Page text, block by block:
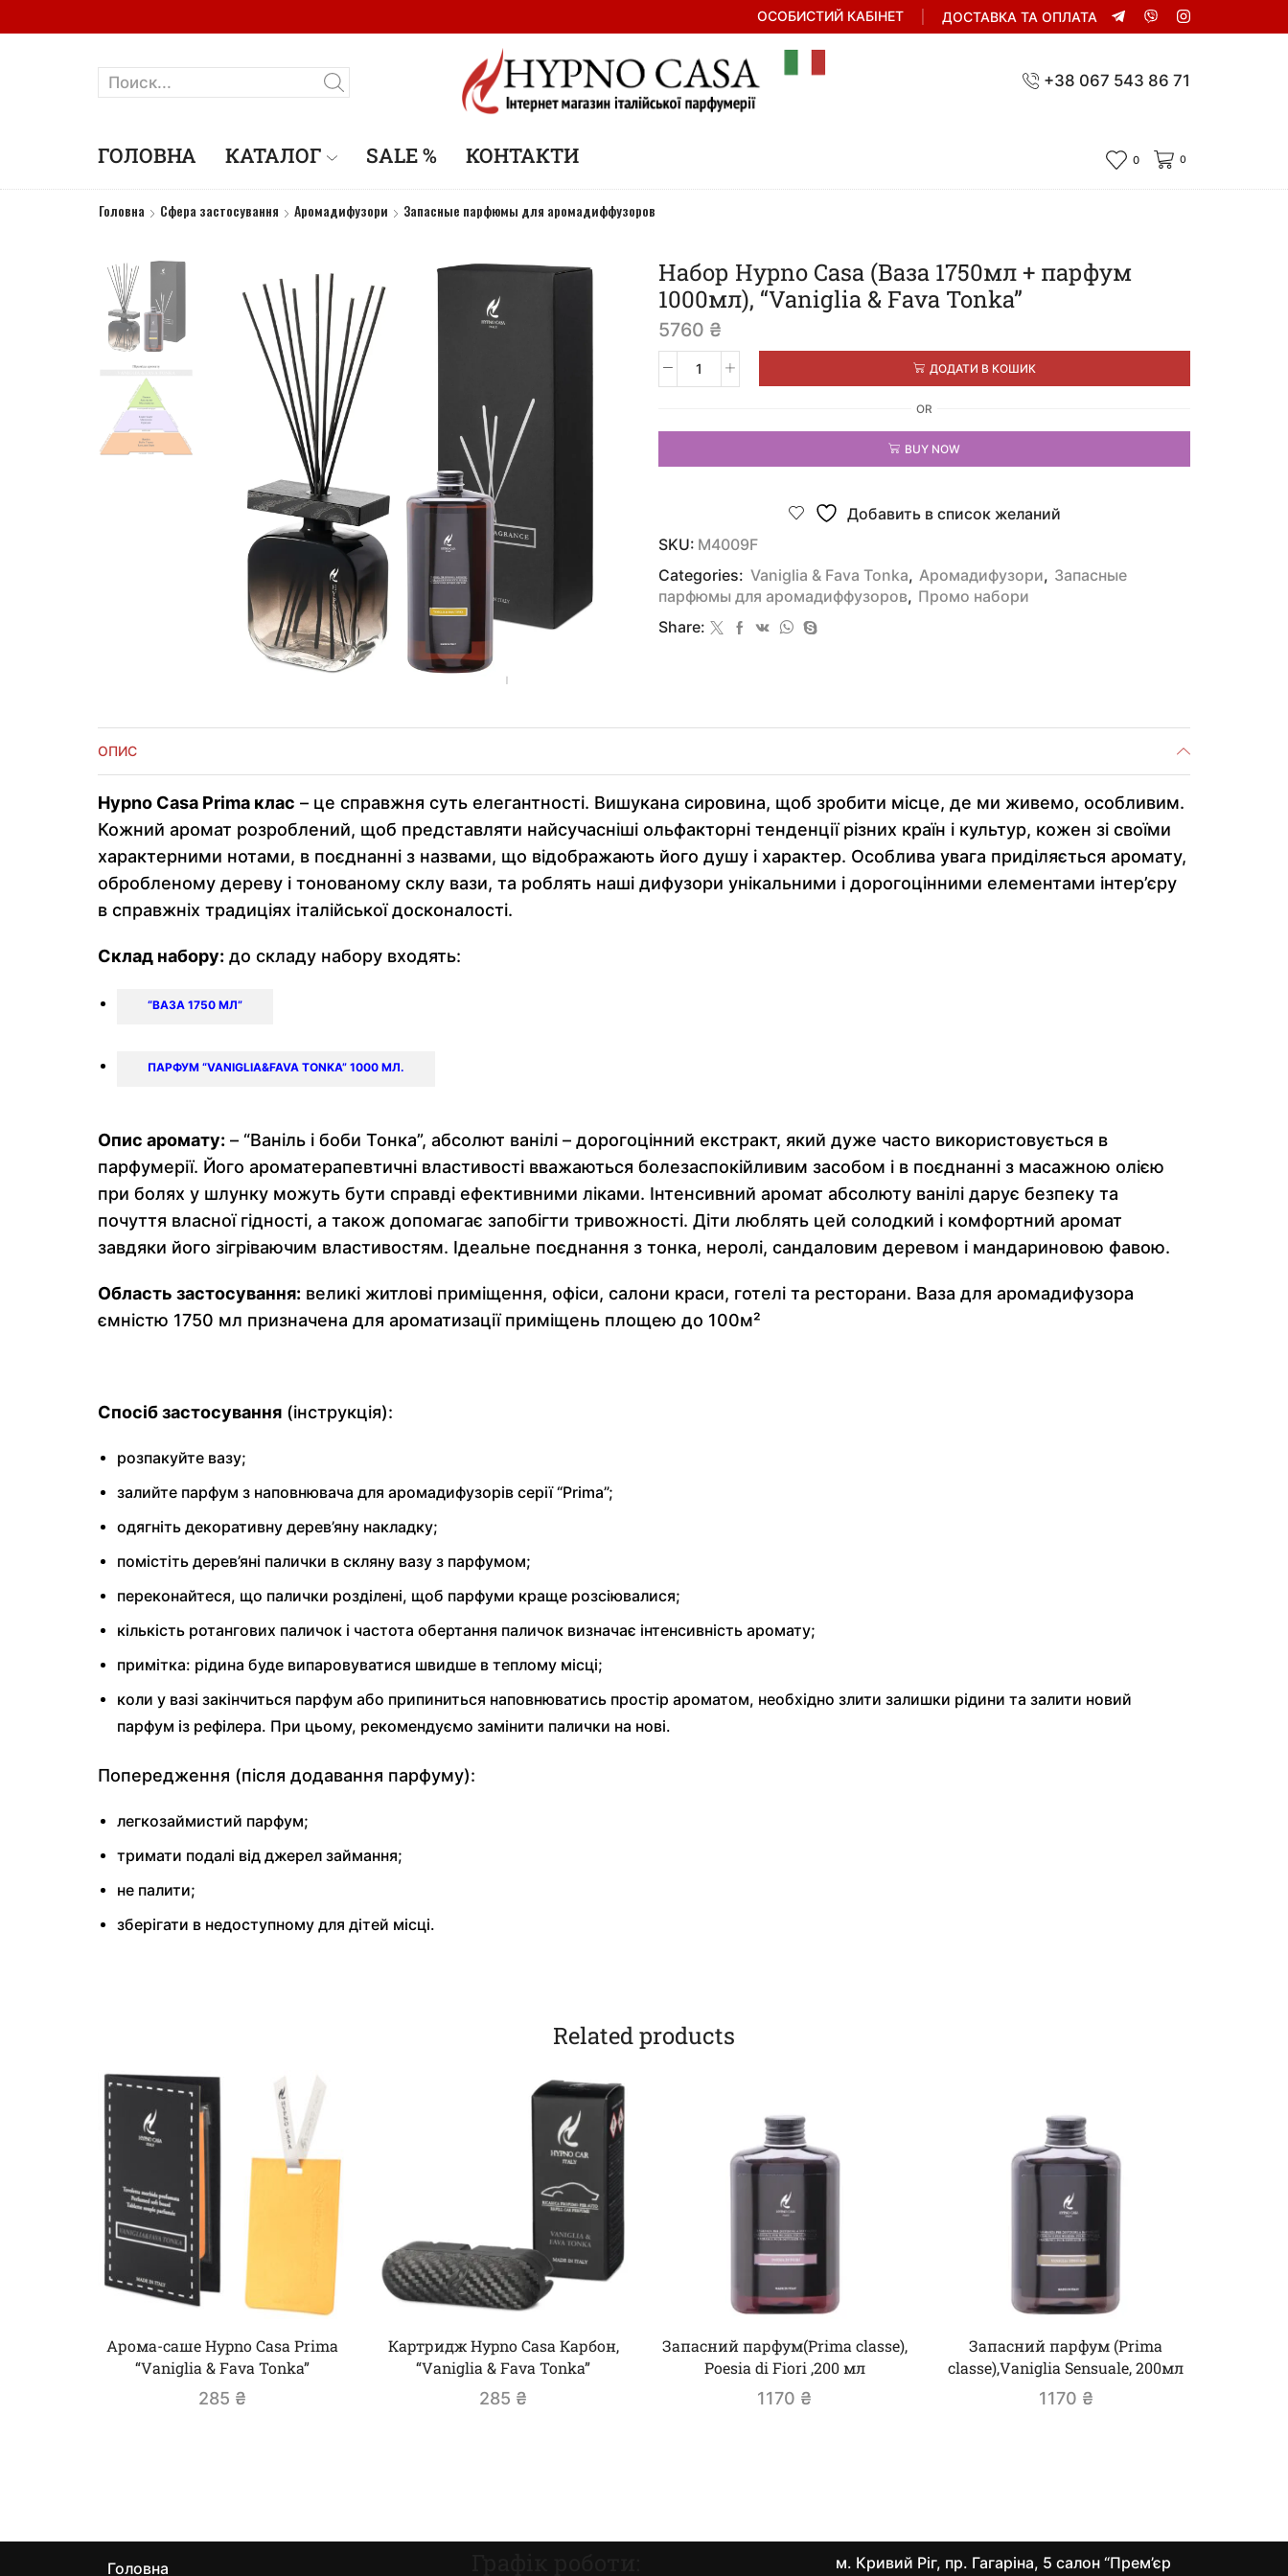
ОСОБИСТИЙ КАБІНЕТ ДОСТАВКА ТА ОПЛАТА
+38 067 543 86 71
ГОЛОВНА КАТАЛОГ SALE % КОНТАКТИ 0 0
Головна Сфера застосування Аромадифузори Запасные парфюмы для аромадиффузоров
Набор Hypno Casa (Ваза 1750мл + парфум
1000мл), “Vaniglia & Fava Tonka”
5760 ₴
ДОДАТИ В КОШИК
OR
BUY NOW
Добавить в список желаний
SKU: M4009F
Categories: Vaniglia & Fava Tonka, Аромадифузори, Запасные
парфюмы для аромадиффузоров, Промо набори
Share:
ОПИС
Hypno Casa Prima клас – це справжня суть елегантності. Вишукана сировина, щоб зробити місце, де ми живемо, особливим.
Кожний аромат розроблений, щоб представляти найсучасніші ольфакторні тенденції різних країн і культур, кожен зі своїми
характерними нотами, в поєднанні з назвами, що відображають його душу і характер. Особлива увага приділяється аромату,
обробленому дереву і тонованому склу вази, та роблять наші дифузори унікальними і дорогоцінними елементами інтер’єру
в справжніх традиціях італійської досконалості.
Склад набору: до складу набору входять:
“ВАЗА 1750 МЛ”
ПАРФУМ “VANIGLIA&FAVA TONKA” 1000 МЛ.
Опис аромату: – “Ваніль і боби Тонка”, абсолют ванілі – дорогоцінний екстракт, який дуже часто використовується в
парфумерії. Його ароматерапевтичні властивості вважаються болезаспокійливим засобом і в поєднанні з масажною олією
при болях у шлунку можуть бути справді ефективними ліками. Інтенсивний аромат абсолюту ванілі дарує безпеку та
почуття власної гідності, а також допомагає запобігти тривожності. Діти люблять цей солодкий і комфортний аромат
завдяки його зігріваючим властивостям. Ідеальне поєднання з тонка, неролі, сандаловим деревом і мандариновою фавою.
Область застосування: великі житлові приміщення, офіси, салони краси, готелі та ресторани. Ваза для аромадифузора
ємністю 1750 мл призначена для ароматизації приміщень площею до 100м²
Спосіб застосування (інструкція):
розпакуйте вазу;
залийте парфум з наповнювача для аромадифузорів серії “Prima”;
одягніть декоративну дерев’яну накладку;
помістіть дерев’яні палички в скляну вазу з парфумом;
переконайтеся, що палички розділені, щоб парфуми краще розсіювалися;
кількість ротангових паличок і частота обертання паличок визначає інтенсивність аромату;
примітка: рідина буде випаровуватися швидше в теплому місці;
коли у вазі закінчиться парфум або припиниться наповнюватись простір ароматом, необхідно злити залишки рідини та залити новий
парфум із рефілера. При цьому, рекомендуємо замінити палички на нові.
Попередження (після додавання парфуму):
легкозаймистий парфум;
тримати подалі від джерел займання;
не палити;
зберігати в недоступному для дітей місці.
Related products
Арома-саше Hypno Casa Prima
“Vaniglia & Fava Tonka”
285 ₴
Картридж Hypno Casa Карбон,
“Vaniglia & Fava Tonka”
285 ₴
Запасний парфум(Prima classe),
Poesia di Fiori ,200 мл
1170 ₴
Запасний парфум (Prima
classe),Vaniglia Sensuale, 200мл
1170 ₴
Головна м. Кривий Ріг, пр. Гагаріна, 5 салон “Прем’єр